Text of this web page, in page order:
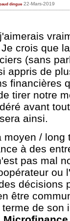
dingue 22-Mars-2019
crois que
(sans
appris de
financières
tirer notre
avant
ainsi.
moyen /
à des
pas mal
ou
décisions
être
de son